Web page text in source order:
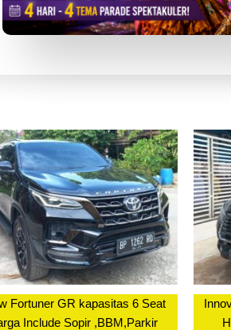
Fortuner GR kapasitas 6 Seat
Include Sopir ,BBM,Parkir